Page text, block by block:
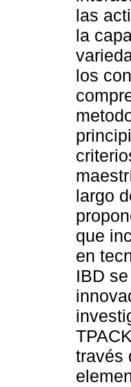
las
la
los
largo
que
en
IBD
través